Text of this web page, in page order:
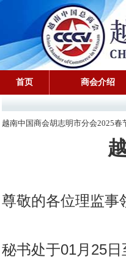
首页 商会介绍
越南中国商会胡志明市分会2025春
尊敬的各位理监事
秘书处于01月25